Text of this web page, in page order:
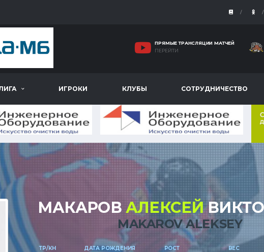
ПРЯМЫЕ ТРАНСЛЯЦИИ МАТЧЕЙ
ПЕРЕЙТИ
ИГРОКИ КЛУБЫ СОТРУДНИЧЕСТВО
МАКАРОВ АЛЕКСЕЙ
MAKAROV ALEKSEY
ТР/КН ДАТА РОЖДЕНИЯ РОСТ ВЕС